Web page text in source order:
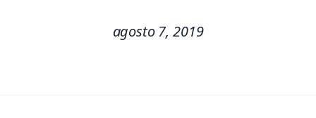
agosto 7, 2019